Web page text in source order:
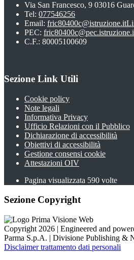
Via San Francesco, 9 03016
Tel: 077546256
Email: fric80400c@istruzione.it
PEC:
C.F.: 80005100609
Sezione Link Utili
Cookie policy
Note legali
Informativa Privacy
Ufficio Relazioni con il Pubblico
Dichiarazione di accessibilità
Obiettivi di accessibilità
Gestione consensi cookie
Attestazioni OIV
Pagina visualizzata 590 volte
Sezione Copyright
Copyright 2026 | Engineered and
Parma S.p.A. | Divisione Publishing &
Disclaimer trattamento dati personali